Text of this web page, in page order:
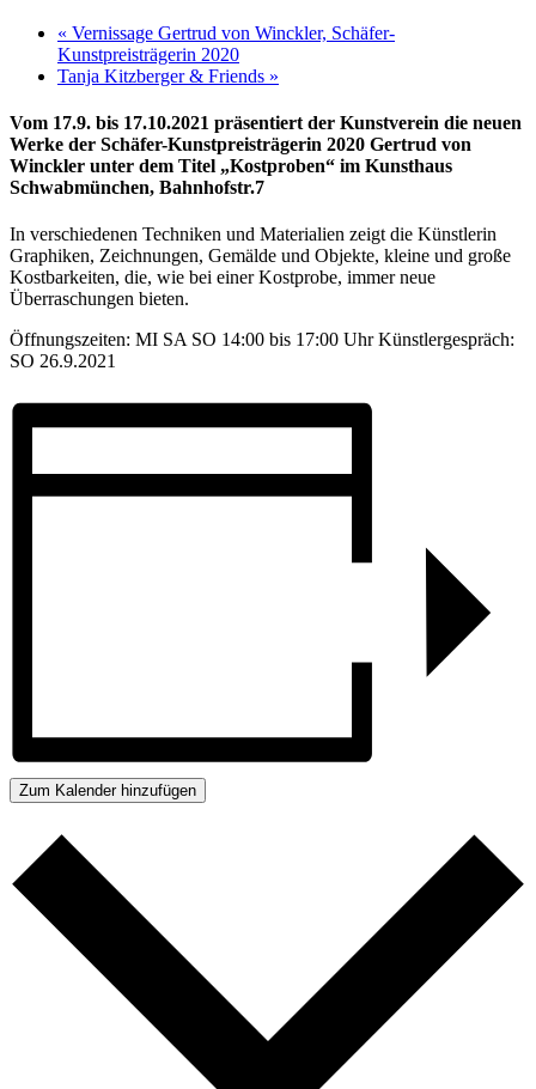
« Vernissage Gertrud von Winckler, Schäfer-
Kunstpreisträgerin 2020
Tanja Kitzberger & Friends »
Vom 17.9. bis 17.10.2021 präsentiert der Kunstverein die neuen
Werke der Schäfer-Kunstpreisträgerin 2020 Gertrud von
Winckler unter dem Titel „Kostproben“ im Kunsthaus
Schwabmünchen, Bahnhofstr.7
In verschiedenen Techniken und Materialien zeigt die Künstlerin
Graphiken, Zeichnungen, Gemälde und Objekte, kleine und große
Kostbarkeiten, die, wie bei einer Kostprobe, immer neue
Überraschungen bieten.
Öffnungszeiten: MI SA SO 14:00 bis 17:00 Uhr Künstlergespräch:
SO 26.9.2021
Zum Kalender hinzufügen